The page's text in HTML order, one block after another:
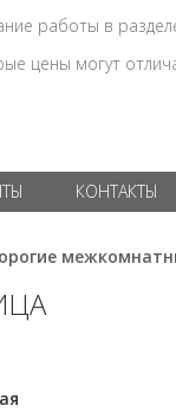
работы в
цены могут
КОНТАКТЫ